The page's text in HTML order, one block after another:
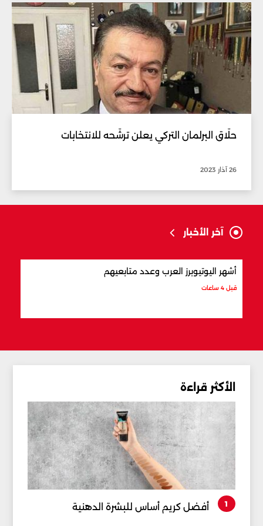
حلّاق البرلمان التركي يعلن ترشّحه للانتخابات
26 آذار 2023
آخر الأخبار
أشهر اليوتيوبرز العرب وعدد متابعيهم
قبل 4 ساعات
الأكثر قراءة
1 أفضل كريم أساس للبشرة الدهنية